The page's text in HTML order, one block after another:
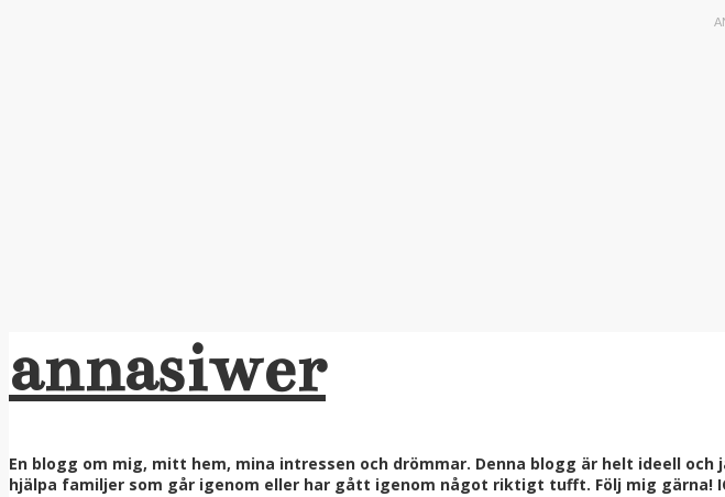
annasiwer
En blogg om mig, mitt hem, mina intressen och drömmar. Denna blogg är helt ideell
hjälpa familjer som går igenom eller har gått igenom något riktigt tufft. Följ mig gärna!